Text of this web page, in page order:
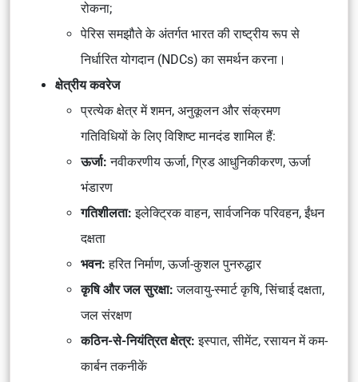
रोकना;
पेरिस समझौते के अंतर्गत भारत की राष्ट्रीय रूप से
निर्धारित योगदान (NDCs) का समर्थन करना।
क्षेत्रीय कवरेज
प्रत्येक क्षेत्र में शमन, अनुकूलन और संक्रमण
गतिविधियों के लिए विशिष्ट मानदंड शामिल हैं:
ऊर्जा: नवीकरणीय ऊर्जा, ग्रिड आधुनिकीकरण, ऊर्जा
भंडारण
गतिशीलता: इलेक्ट्रिक वाहन, सार्वजनिक परिवहन, ईंधन
दक्षता
भवन: हरित निर्माण, ऊर्जा-कुशल पुनरुद्धार
कृषि और जल सुरक्षा: जलवायु-स्मार्ट कृषि, सिंचाई दक्षता,
जल संरक्षण
कठिन-से-नियंत्रित क्षेत्र: इस्पात, सीमेंट, रसायन में कम-
कार्बन तकनीकें